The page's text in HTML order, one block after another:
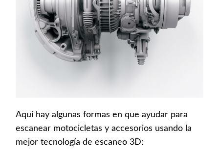
Aquí hay algunas formas en que ayudar para
escanear motocicletas y accesorios usando la
mejor tecnología de escaneo 3D: